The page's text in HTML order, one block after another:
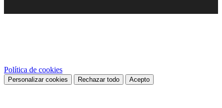
Política de cookies
Personalizar cookies Rechazar todo Acepto